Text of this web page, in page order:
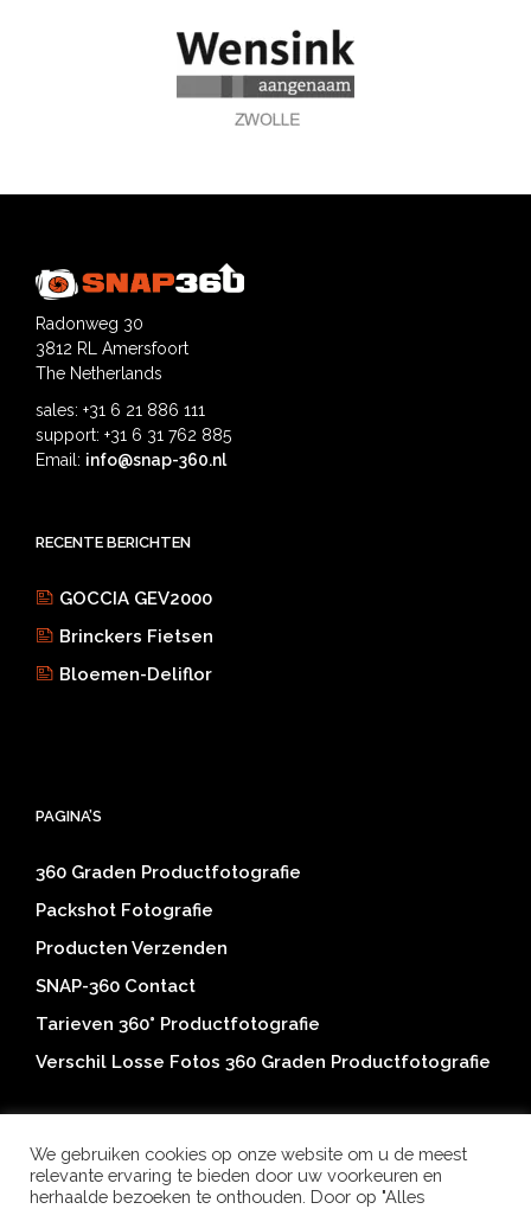
Radonweg 30
3812 RL Amersfoort
The Netherlands
sales: +31 6 21 886 111
support: +31 6 31 762 885
Email: info@snap-360.nl
RECENTE BERICHTEN
GOCCIA GEV2000
Brinckers Fietsen
Bloemen-Deliflor
PAGINA’S
360 Graden Productfotografie
Packshot Fotografie
Producten Verzenden
SNAP-360 Contact
Tarieven 360° Productfotografie
Verschil Losse Fotos 360 Graden Productfotografie
We gebruiken cookies op onze website om u de meest
relevante ervaring te bieden door uw voorkeuren en
herhaalde bezoeken te onthouden. Door op "Alles